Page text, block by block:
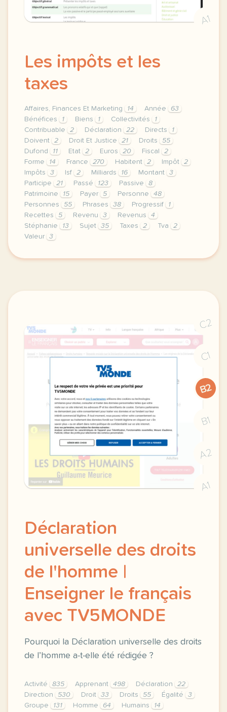
A1
Les impôts et les
taxes
Affaires, Finances Et Marketing 14 Année
63
Bénéfices
1 Biens 1 Collectivités
1
Contribuable
2 Déclaration 22 Directs
1
Doivent
2 Droit Et Justice 21 Droits
55
Dufond
11 Etat 2 Euros 20 Fiscal
2
Forme
14 France 270 Habitent 2 Impôt
2
Impôts
3 Isf 2 Milliards 16 Montant
3
Participe
21 Passé 123 Passive
8
Patrimoine
15 Payer 5 Personne
48
Personnes
55 Phrases 38 Progressif
1
Recettes
5 Revenu 3 Revenus
4
Stéphanie
13 Sujet 35 Taxes 2 Tva
2
Valeur
3
theme affaires finances et marketing droit et
C2
C1
B2
B1
A2
A1
Déclaration
universelle des droits
de l'homme |
Enseigner le français
avec TV5MONDE
Pourquoi la Déclaration universelle des droits
de l’homme a-t-elle été rédigée ?
Activité 835 Apprenant 498 Déclaration
22
Direction
530 Droit 33 Droits 55 Égalité
3
Groupe
131 Homme 64 Humains
14